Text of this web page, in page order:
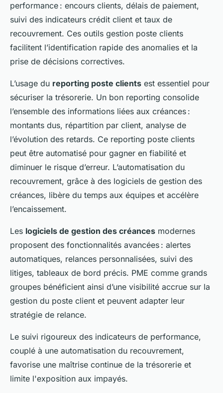
performance : encours clients, délais de paiement,
suivi des indicateurs crédit client et taux de
recouvrement. Ces outils gestion poste clients
facilitent l’identification rapide des anomalies et la
prise de décisions correctives.
L’usage du reporting poste clients est essentiel pour
sécuriser la trésorerie. Un bon reporting consolide
l’ensemble des informations liées aux créances :
montants dus, répartition par client, analyse de
l’évolution des retards. Ce reporting poste clients
peut être automatisé pour gagner en fiabilité et
diminuer le risque d’erreur. L’automatisation du
recouvrement, grâce à des logiciels de gestion des
créances, libère du temps aux équipes et accélère
l’encaissement.
Les logiciels de gestion des créances modernes
proposent des fonctionnalités avancées : alertes
automatiques, relances personnalisées, suivi des
litiges, tableaux de bord précis. PME comme grands
groupes bénéficient ainsi d’une visibilité accrue sur la
gestion du poste client et peuvent adapter leur
stratégie de relance.
Le suivi rigoureux des indicateurs de performance,
couplé à une automatisation du recouvrement,
favorise une maîtrise continue de la trésorerie et
limite l'exposition aux impayés.